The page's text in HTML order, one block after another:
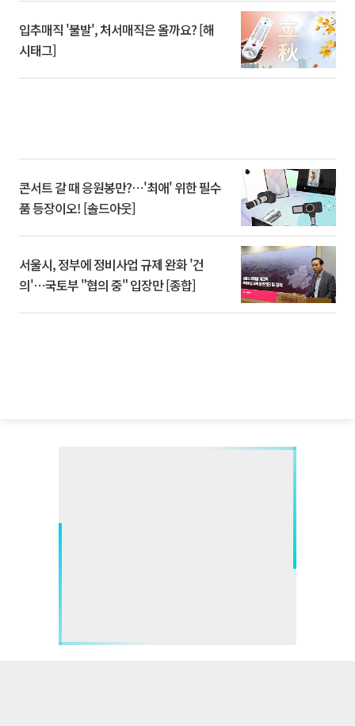
입추매직 '불발', 처서매직은 올까요? [해
시태그]
콘서트 갈 때 응원봉만?⋯'최애' 위한 필수
품 등장이오! [솔드아웃]
서울시, 정부에 정비사업 규제 완화 '건
의'⋯국토부 "협의 중" 입장만 [종합]